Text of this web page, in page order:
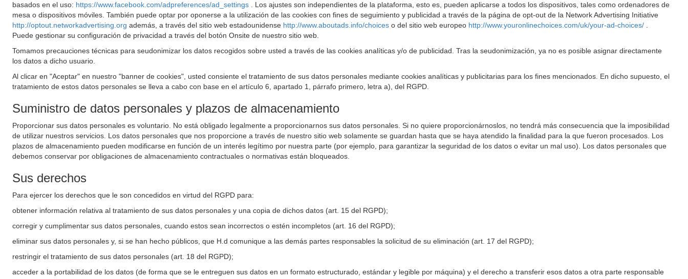
basados en el uso: https://www.facebook.com/adpreferences/ad_settings
. Los ajustes son independientes de la plataforma, esto es, pueden aplicarse a todos los dispositivos, tales como ordenadores de
mesa o dispositivos móviles. También puede optar por oponerse a la utilización de las cookies con fines de seguimiento y publicidad a través de la página de opt-out de la Network Advertising Initiative
http://optout.networkadvertising.org además, a través del sitio web estadounidense http://www.aboutads.info/choices o del sitio web europeo http://www.youronlinechoices.com/uk/your-ad-choices/
Puede gestionar su configuración de privacidad a través del botón Onsite de nuestro sitio web.
Tomamos precauciones técnicas para seudonimizar los datos recogidos sobre usted a través de las cookies analíticas y/o de publicidad. Tras la seudonimización, ya no es posible asignar directamente
los datos a dicho usuario.
Al clicar en "Aceptar" en nuestro "banner de cookies", usted consiente el tratamiento de sus datos personales mediante cookies analíticas y publicitarias para los fines mencionados. En dicho supuesto, el
tratamiento de estos datos personales se lleva a cabo con base en el artículo 6, apartado 1, párrafo primero, letra a), del RGPD.
Suministro de datos personales y plazos de almacenamiento
Proporcionar sus datos personales es voluntario. No está obligado legalmente a proporcionarnos sus datos personales. Si no quiere proporcionárnoslos, no tendrá más consecuencia que la imposibilidad
de utilizar nuestros servicios. Los datos personales que nos proporcione a través de nuestro sitio web solamente se guardan hasta que se haya atendido la finalidad para la que fueron procesados. Los
plazos de almacenamiento pueden modificarse en función de un interés legítimo por nuestra parte (por ejemplo, para garantizar la seguridad de los datos o evitar un mal uso). Los datos personales que
debemos conservar por obligaciones de almacenamiento contractuales o normativas están bloqueados.
Sus derechos
Para ejercer los derechos que le son concedidos en virtud del RGPD para:
obtener información relativa al tratamiento de sus datos personales y una copia de dichos datos (art. 15 del RGPD);
corregir y cumplimentar sus datos personales, cuando estos sean incorrectos o estén incompletos (art. 16 del RGPD);
eliminar sus datos personales y, si se han hecho públicos, que H.d comunique a las demás partes responsables la solicitud de su eliminación (art. 17 del RGPD);
restringir el tratamiento de sus datos personales (art. 18 del RGPD);
acceder a la portabilidad de los datos (de forma que se le entreguen sus datos en un formato estructurado, estándar y legible por máquina) y el derecho a transferir esos datos a otra parte responsable